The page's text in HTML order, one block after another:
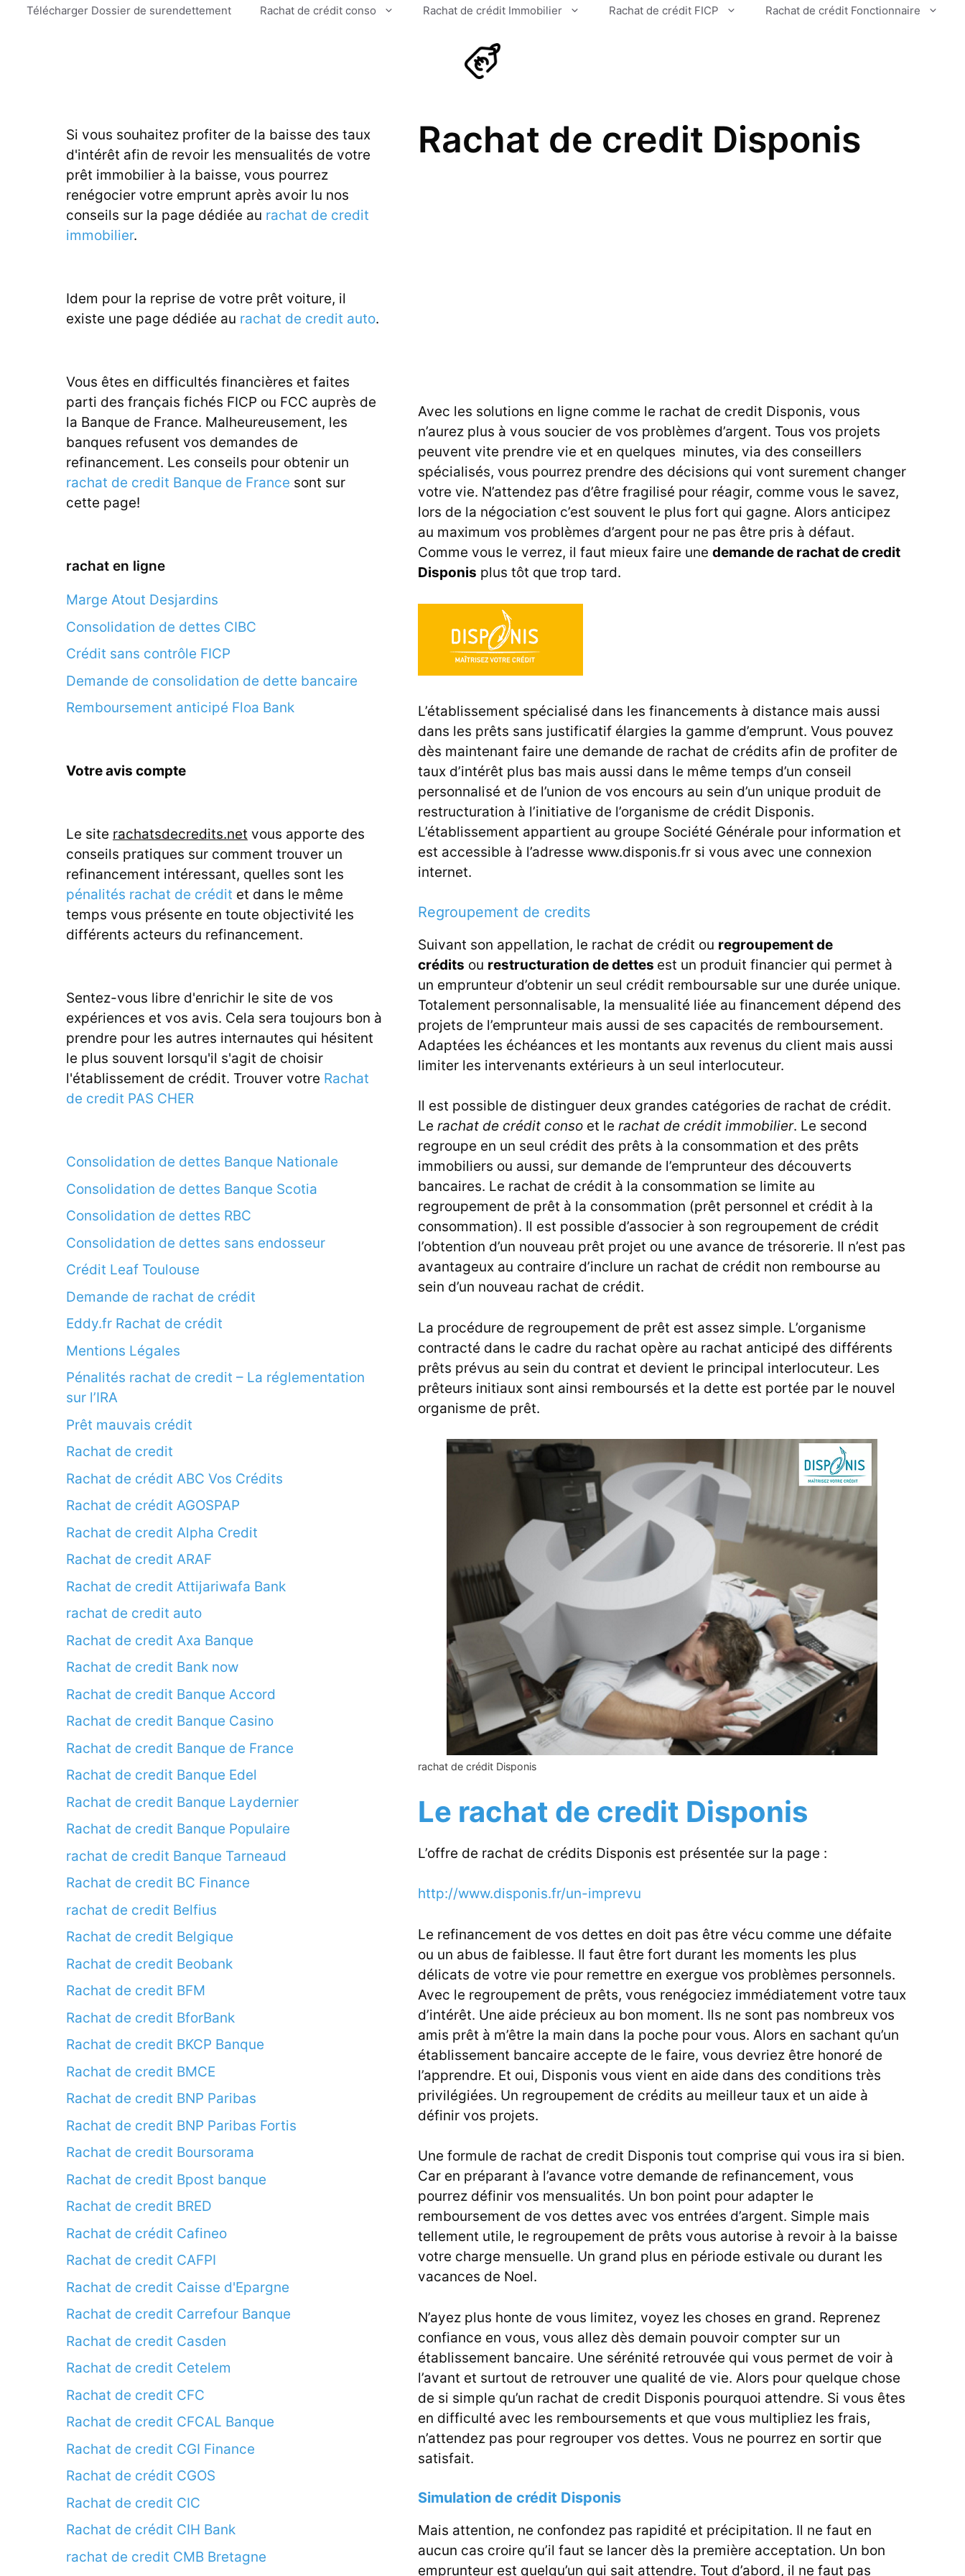
AllerTélécharger Dossier de surendettement Rachat de crédit conso Rachat de crédit Immobilier Rachat de crédit FICP Rachat de crédit Fonctionnaire
Rachat de credit Disponis
Avec les solutions en ligne comme le rachat de credit Disponis, vous
n’aurez plus à vous soucier de vos problèmes d’argent. Tous vos projets
peuvent vite prendre vie et en quelques minutes, via des conseillers
spécialisés, vous pourrez prendre des décisions qui vont surement changer
votre vie. N’attendez pas d’être fragilisé pour réagir, comme vous le savez,
lors de la négociation c’est souvent le plus fort qui gagne. Alors anticipez
au maximum vos problèmes d’argent pour ne pas être pris à défaut.
Comme vous le verrez, il faut mieux faire une demande de rachat de credit
Disponis plus tôt que trop tard.
L’établissement spécialisé dans les financements à distance mais aussi
dans les prêts sans justificatif élargies la gamme d’emprunt. Vous pouvez
dès maintenant faire une demande de rachat de crédits afin de profiter de
taux d’intérêt plus bas mais aussi dans le même temps d’un conseil
personnalisé et de l’union de vos encours au sein d’un unique produit de
restructuration à l’initiative de l’organisme de crédit Disponis.
L’établissement appartient au groupe Société Générale pour information et
est accessible à l’adresse www.disponis.fr si vous avec une connexion
internet.
Regroupement de credits
Suivant son appellation, le rachat de crédit ou regroupement de
crédits ou restructuration de dettes est un produit financier qui permet à
un emprunteur d’obtenir un seul crédit remboursable sur une durée unique.
Totalement personnalisable, la mensualité liée au financement dépend des
projets de l’emprunteur mais aussi de ses capacités de remboursement.
Adaptées les échéances et les montants aux revenus du client mais aussi
limiter les intervenants extérieurs à un seul interlocuteur.
Il est possible de distinguer deux grandes catégories de rachat de crédit.
Le rachat de crédit conso et le rachat de crédit immobilier. Le second
regroupe en un seul crédit des prêts à la consommation et des prêts
immobiliers ou aussi, sur demande de l’emprunteur des découverts
bancaires. Le rachat de crédit à la consommation se limite au
regroupement de prêt à la consommation (prêt personnel et crédit à la
consommation). Il est possible d’associer à son regroupement de crédit
l’obtention d’un nouveau prêt projet ou une avance de trésorerie. Il n’est pas
avantageux au contraire d’inclure un rachat de crédit non rembourse au
sein d’un nouveau rachat de crédit.
La procédure de regroupement de prêt est assez simple. L’organisme
contracté dans le cadre du rachat opère au rachat anticipé des différents
prêts prévus au sein du contrat et devient le principal interlocuteur. Les
prêteurs initiaux sont ainsi remboursés et la dette est portée par le nouvel
organisme de prêt.
rachat de crédit Disponis
Le rachat de credit Disponis
L’offre de rachat de crédits Disponis est présentée sur la page :
http://www.disponis.fr/un-imprevu
Le refinancement de vos dettes en doit pas être vécu comme une défaite
ou un abus de faiblesse. Il faut être fort durant les moments les plus
délicats de votre vie pour remettre en exergue vos problèmes personnels.
Avec le regroupement de prêts, vous renégociez immédiatement votre taux
d’intérêt. Une aide précieux au bon moment. Ils ne sont pas nombreux vos
amis prêt à m’être la main dans la poche pour vous. Alors en sachant qu’un
établissement bancaire accepte de le faire, vous devriez être honoré de
l’apprendre. Et oui, Disponis vous vient en aide dans des conditions très
privilégiées. Un regroupement de crédits au meilleur taux et un aide à
définir vos projets.
Une formule de rachat de credit Disponis tout comprise qui vous ira si bien.
Car en préparant à l’avance votre demande de refinancement, vous
pourrez définir vos mensualités. Un bon point pour adapter le
remboursement de vos dettes avec vos entrées d’argent. Simple mais
tellement utile, le regroupement de prêts vous autorise à revoir à la baisse
votre charge mensuelle. Un grand plus en période estivale ou durant les
vacances de Noel.
N’ayez plus honte de vous limitez, voyez les choses en grand. Reprenez
confiance en vous, vous allez dès demain pouvoir compter sur un
établissement bancaire. Une sérénité retrouvée qui vous permet de voir à
l’avant et surtout de retrouver une qualité de vie. Alors pour quelque chose
de si simple qu’un rachat de credit Disponis pourquoi attendre. Si vous êtes
en difficulté avec les remboursements et que vous multipliez les frais,
n’attendez pas pour regrouper vos dettes. Vous ne pourrez en sortir que
satisfait.
Simulation de crédit Disponis
Mais attention, ne confondez pas rapidité et précipitation. Il ne faut en
aucun cas croire qu’il faut se lancer dès la première acceptation. Un bon
emprunteur est quelqu’un qui sait attendre. Tout d’abord, il ne faut pas
Si vous souhaitez profiter de la baisse des taux
d'intérêt afin de revoir les mensualités de votre
prêt immobilier à la baisse, vous pourrez
renégocier votre emprunt après avoir lu nos
conseils sur la page dédiée au rachat de credit
immobilier.
Idem pour la reprise de votre prêt voiture, il
existe une page dédiée au rachat de credit auto.
Vous êtes en difficultés financières et faites
parti des français fichés FICP ou FCC auprès de
la Banque de France. Malheureusement, les
banques refusent vos demandes de
refinancement. Les conseils pour obtenir un
rachat de credit Banque de France sont sur
cette page!
rachat en ligne
Marge Atout Desjardins
Consolidation de dettes CIBC
Crédit sans contrôle FICP
Demande de consolidation de dette bancaire
Remboursement anticipé Floa Bank
Votre avis compte
Le site rachatsdecredits.net vous apporte des
conseils pratiques sur comment trouver un
refinancement intéressant, quelles sont les
pénalités rachat de crédit et dans le même
temps vous présente en toute objectivité les
différents acteurs du refinancement.
Sentez-vous libre d'enrichir le site de vos
expériences et vos avis. Cela sera toujours bon à
prendre pour les autres internautes qui hésitent
le plus souvent lorsqu'il s'agit de choisir
l'établissement de crédit. Trouver votre Rachat
de credit PAS CHER
Consolidation de dettes Banque Nationale
Consolidation de dettes Banque Scotia
Consolidation de dettes RBC
Consolidation de dettes sans endosseur
Crédit Leaf Toulouse
Demande de rachat de crédit
Eddy.fr Rachat de crédit
Mentions Légales
Pénalités rachat de credit – La réglementation
sur l’IRA
Prêt mauvais crédit
Rachat de credit
Rachat de crédit ABC Vos Crédits
Rachat de crédit AGOSPAP
Rachat de credit Alpha Credit
Rachat de credit ARAF
Rachat de credit Attijariwafa Bank
rachat de credit auto
Rachat de credit Axa Banque
Rachat de credit Bank now
Rachat de credit Banque Accord
Rachat de credit Banque Casino
Rachat de credit Banque de France
Rachat de credit Banque Edel
Rachat de credit Banque Laydernier
Rachat de credit Banque Populaire
rachat de credit Banque Tarneaud
Rachat de credit BC Finance
rachat de credit Belfius
Rachat de credit Belgique
Rachat de credit Beobank
Rachat de credit BFM
Rachat de credit BforBank
Rachat de credit BKCP Banque
Rachat de credit BMCE
Rachat de credit BNP Paribas
Rachat de credit BNP Paribas Fortis
Rachat de credit Boursorama
Rachat de credit Bpost banque
Rachat de credit BRED
Rachat de crédit Cafineo
Rachat de credit CAFPI
Rachat de credit Caisse d'Epargne
Rachat de credit Carrefour Banque
Rachat de credit Casden
Rachat de credit Cetelem
Rachat de credit CFC
Rachat de credit CFCAL Banque
Rachat de credit CGI Finance
Rachat de crédit CGOS
Rachat de credit CIC
Rachat de crédit CIH Bank
rachat de credit CMB Bretagne